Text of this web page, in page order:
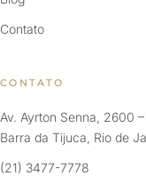
Contato
CONTATO
Av. Ayrton Senna, 2600
Barra da Tijuca, Rio de
(21) 3477-7778